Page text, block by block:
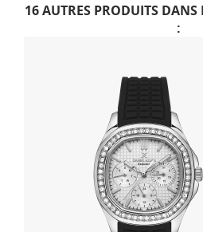
16 AUTRES PRODUITS DANS
: